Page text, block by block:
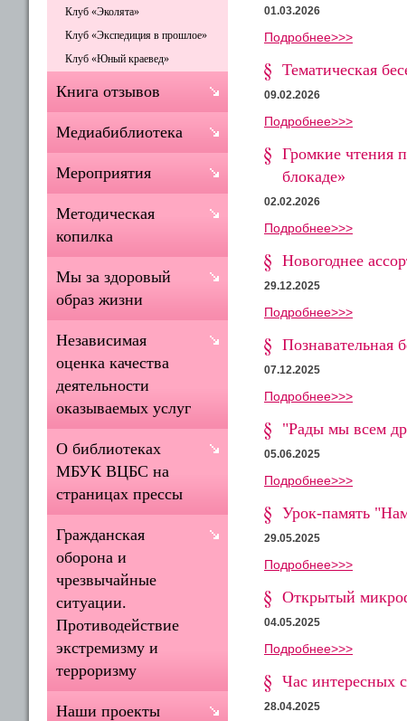
01.03.2026
Подробнее>>>
Тематическая
09.02.2026
Подробнее>>>
Громкие чтения
блокаде»
02.02.2026
Подробнее>>>
Новогоднее
29.12.2025
Подробнее>>>
Познавательная
07.12.2025
Подробнее>>>
"Рады мы всем
05.06.2025
Подробнее>>>
Урок-память
29.05.2025
Подробнее>>>
Открытый
04.05.2025
Подробнее>>>
Час интересных
28.04.2025
Клуб «Эколята»
Клуб «Экспедиция в прошлое»
Клуб «Юный краевед»
Книга отзывов
Медиабиблиотека
Мероприятия
Методическая
копилка
Мы за здоровый
образ жизни
Независимая
оценка качества
деятельности
оказываемых услуг
О библиотеках
МБУК ВЦБС на
страницах прессы
Гражданская
оборона и
чрезвычайные
ситуации.
Противодействие
экстремизму и
терроризму
Наши проекты